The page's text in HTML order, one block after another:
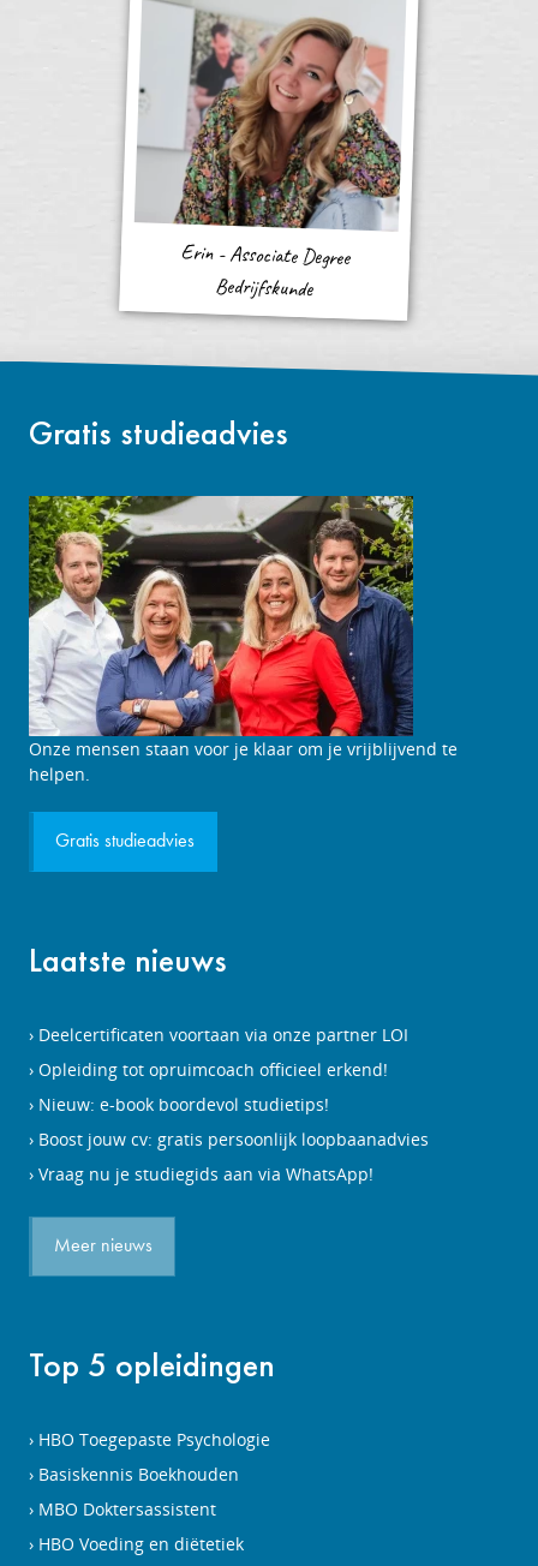
Erin - Associate Degree
Bedrijfskunde
Gratis studieadvies
Studieadviesgesprek
aanvragen
Onze mensen staan voor je klaar om je vrijblijvend te
helpen.
Gratis studieadvies
Laatste nieuws
Deelcertificaten voortaan via onze partner LOI
Opleiding tot opruimcoach officieel erkend!
Nieuw: e-book boordevol studietips!
Boost jouw cv: gratis persoonlijk loopbaanadvies
Vraag nu je studiegids aan via WhatsApp!
Meer nieuws
Top 5 opleidingen
HBO Toegepaste Psychologie
Basiskennis Boekhouden
MBO Doktersassistent
HBO Voeding en diëtetiek